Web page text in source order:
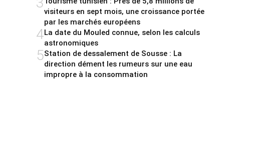
visiteurs en sept mois, une croissance portée
par les marchés européens
4La date du Mouled connue, selon les calculs
astronomiques
5Station de dessalement de Sousse : La
direction dément les rumeurs sur une eau
impropre à la consommation